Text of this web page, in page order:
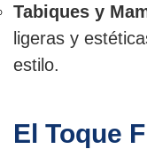
Tabiques y
ligeras y
estilo.
El Toque